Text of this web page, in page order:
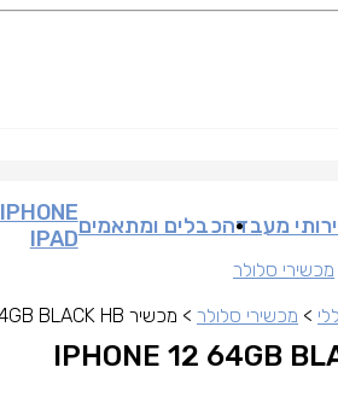
מעבדהכבלים ומתאמים
> מכשירי סלולר > מכשיר IPHONE 12 64GB BLACK HB
מכשירי סלולר
IPHONE
IPAD